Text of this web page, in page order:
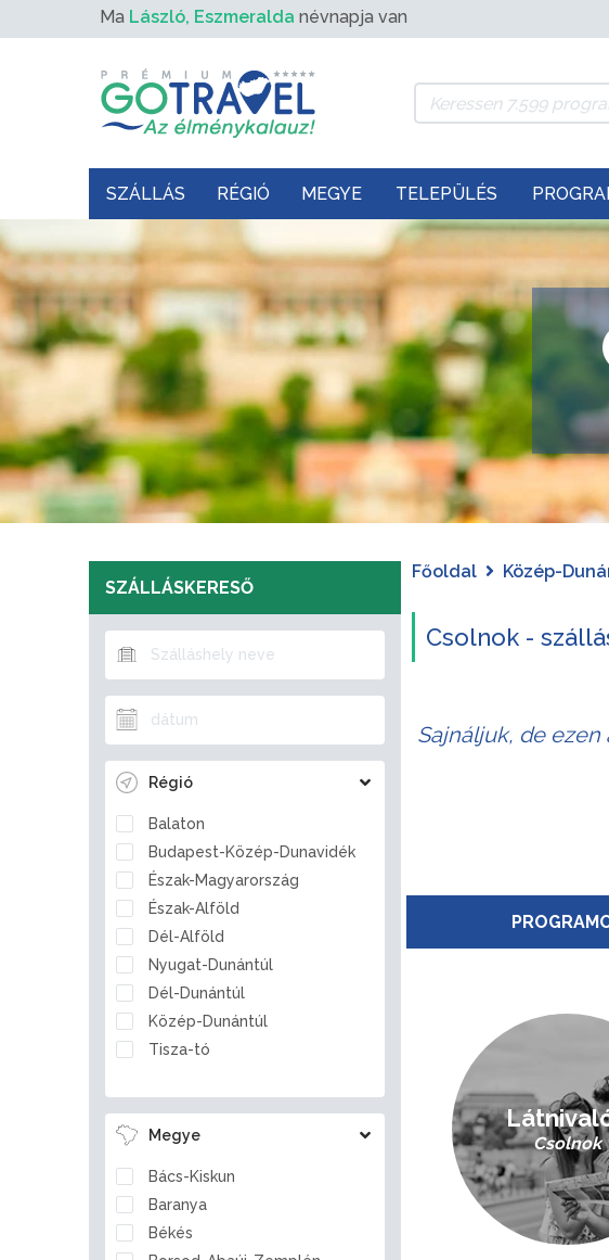
Ma László, Eszmeralda névnapja van
SZÁLLÁS RÉGIÓ MEGYE TELEPÜLÉS
SZÁLLÁSKERESŐ
Régió
Balaton
Budapest-Közép-Dunavidék
Észak-Magyarország
Észak-Alföld
Dél-Alföld
Nyugat-Dunántúl
Dél-Dunántúl
Közép-Dunántúl
Tisza-tó
Megye
Bács-Kiskun
Baranya
Békés
Főoldal Közép-
Csolnok -
Sajnáljuk, de
Csolnok